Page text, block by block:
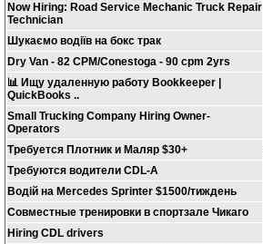
Now Hiring: Road Service Mechanic Truck Repair
Technician
Шукаємо водіїв на бокс трак
Dry Van - 82 CPM/Conestoga - 90 cpm 2yrs
📊 Ищу удаленную работу Bookkeeper |
QuickBooks ..
Small Trucking Company Hiring Owner-
Operators
Требуется Плотник и Маляр $30+
Требуются водители CDL-A
Водій на Mercedes Sprinter $1500/тиждень
Совместные тренировки в спортзале Чикаго
Hiring CDL drivers